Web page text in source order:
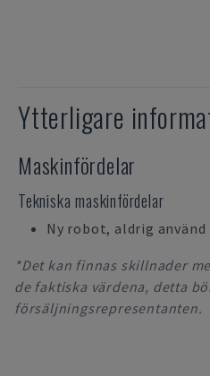
Ytterligare
Maskinfördelar
Tekniska maskinfördelar
Ny robot, aldrig använd
*Det kan finnas skillnader
de faktiska värdena, detta
försäljningsrepresentanten.